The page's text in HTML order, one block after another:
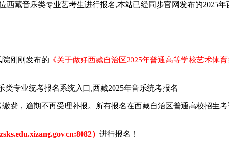
藏音乐类专业艺考生进行报名,本站已经同步官网发布的2025
刚刚发布的 《关于做好西藏自治区2025年普通高等学校艺术体
费，逾期不再受理补报。所有报名在西藏自治区普通高校招生
） 进行报名！